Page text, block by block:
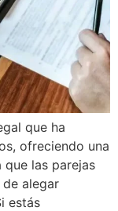
que ha
ofreciendo una
las parejas
alegar
estás